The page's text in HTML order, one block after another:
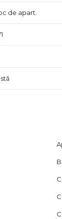
in zona
de apart.